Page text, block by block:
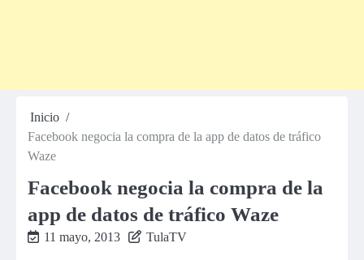
Inicio
Facebook negocia la compra de la app de datos de tráfico
Waze
Facebook negocia la compra de la
app de datos de tráfico Waze
11 mayo, 2013 TulaTV